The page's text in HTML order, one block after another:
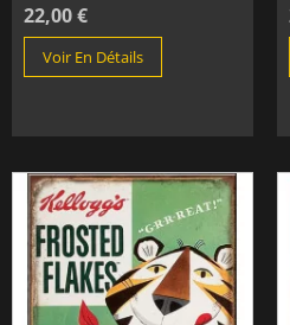
22,00 €
Voir En Détails